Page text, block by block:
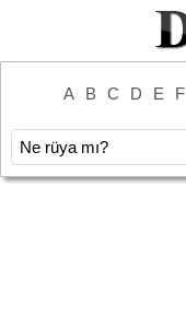
A B C D E F